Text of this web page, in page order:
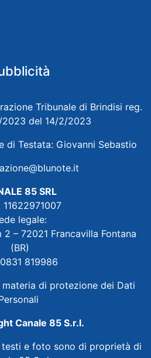
Tribunale di Brindisi reg.
2023 del 14/2/2023
di Testata: Giovanni Sebastio
85 SRL
11622971007
legale:
– 72021 Francavilla Fontana
(BR)
819986
di protezione dei Dati
Canale 85 S.r.l.
e foto sono di proprietà di